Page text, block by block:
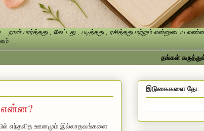
நான் பார்த்தது , கேட்டது , படித்தது , ரசித்தது மற்றும் என்னுடைய
...
தங்கள் கருத்துக்களை
எந்தவித ஊனமும் இல்லாதவங்களை
இடுகைகளை தேட